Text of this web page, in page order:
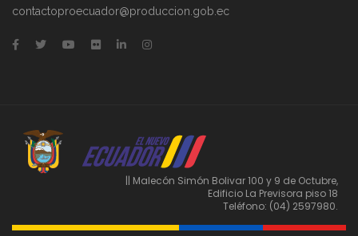
contactoproecuador@produccion.gob.ec
|| Malecón Simón Bolivar 100 y 9 de Octubre,
Edificio La Previsora piso 18
Teléfono: (04) 2597980.